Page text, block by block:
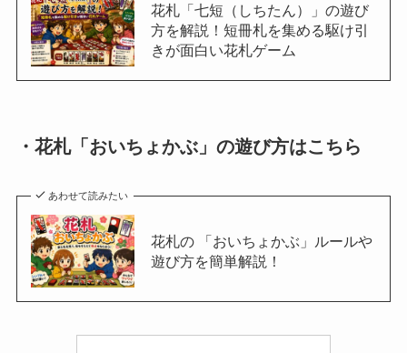
花札「七短（しちたん）」の遊び
方を解説！短冊札を集める駆け引
きが面白い花札ゲーム
・花札「おいちょかぶ」の遊び方はこちら
あわせて読みたい
花札の 「おいちょかぶ」ルールや
遊び方を簡単解説！